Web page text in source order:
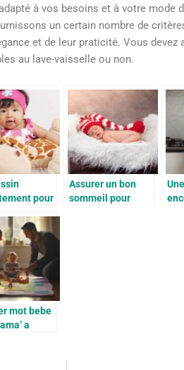
à vos besoins et à votre mode
un certain nombre de
et de leur praticité. Vous
au lave-vaisselle ou non.
pour
Assurer un bon
sommeil pour
mot bebe
a